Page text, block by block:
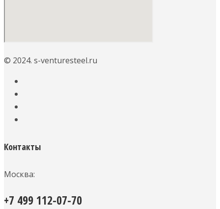
© 2024. s-venturesteel.ru
Контакты
Москва:
+7 499 112-07-70